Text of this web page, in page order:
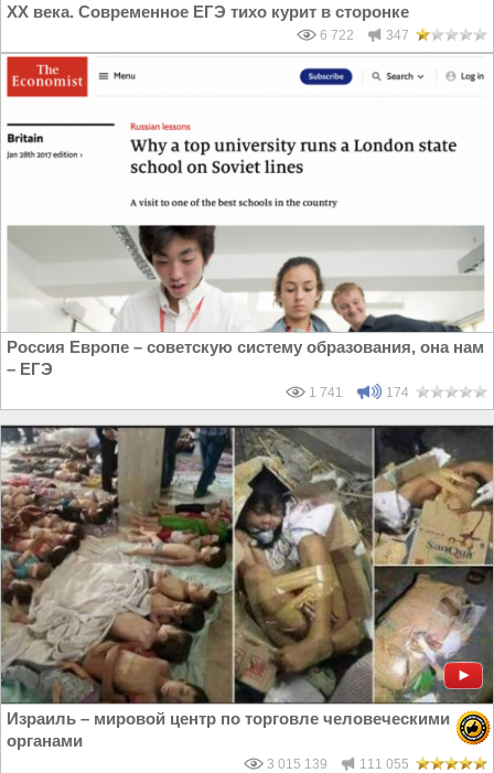
XX века. Современное ЕГЭ тихо курит в сторонке
6 722 347
Россия Европе – советскую систему образования, она нам
– ЕГЭ
1 741 174
Израиль – мировой центр по торговле человеческими
органами
3 015 139 111 055